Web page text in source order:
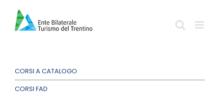
contenuto
CORSI A CATALOGO
CORSI FAD